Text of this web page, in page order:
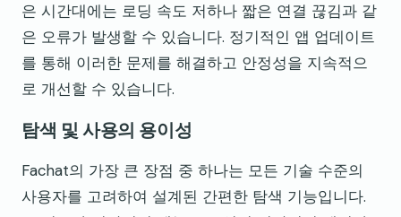
은 시간대에는 로딩 속도 저하나 짧은 연결 끊김과 같
은 오류가 발생할 수 있습니다. 정기적인 앱 업데이트
를 통해 이러한 문제를 해결하고 안정성을 지속적으
로 개선할 수 있습니다.
탐색 및 사용의 용이성
Fachat의 가장 큰 장점 중 하나는 모든 기술 수준의
사용자를 고려하여 설계된 간편한 탐색 기능입니다.